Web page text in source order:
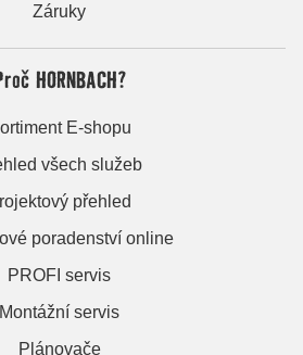
Záruky
HORNBACH?
E-shopu
všech služeb
přehled
poradenství online
PROFI servis
Montážní servis
Plánovače